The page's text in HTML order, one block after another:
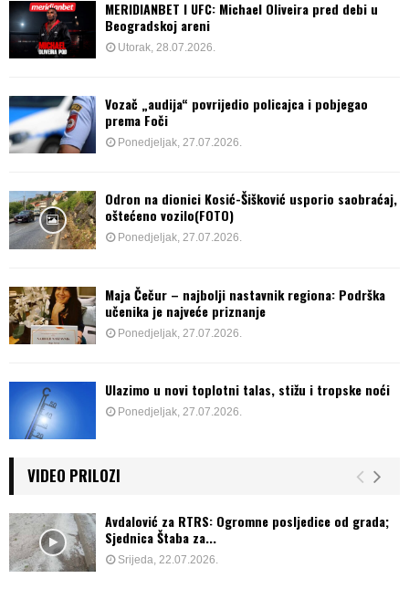
MERIDIANBET I UFC: Michael Oliveira pred debi u
Beogradskoj areni
Utorak, 28.07.2026.
Vozač „audija“ povrijedio policajca i pobjegao
prema Foči
Ponedjeljak, 27.07.2026.
Odron na dionici Kosić-Šišković usporio saobraćaj,
oštećeno vozilo(FOTO)
Ponedjeljak, 27.07.2026.
Maja Čečur – najbolji nastavnik regiona: Podrška
učenika je najveće priznanje
Ponedjeljak, 27.07.2026.
Ulazimo u novi toplotni talas, stižu i tropske noći
Ponedjeljak, 27.07.2026.
VIDEO PRILOZI
Avdalović za RTRS: Ogromne posljedice od grada;
Sjednica Štaba za...
Srijeda, 22.07.2026.